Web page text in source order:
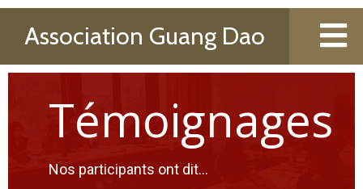
Association Guang Dao
Témoignages
Nos participants ont dit...